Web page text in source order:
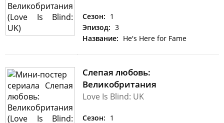
Сезон: 1
Эпизод: 3
Название: He's Here for Fame
Слепая любовь:
Великобритания
Love Is Blind: UK
Сезон: 1